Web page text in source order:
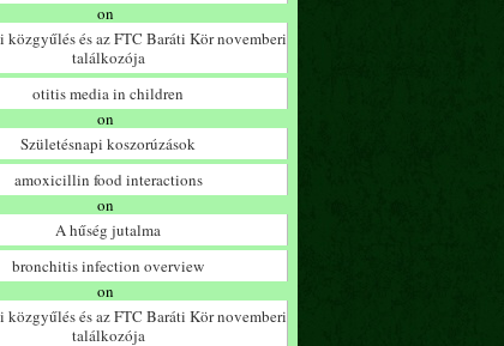
on
és az FTC Baráti Kör novemberi
találkozója
otitis media in children
on
Születésnapi koszorúzások
amoxicillin food interactions
on
A hűség jutalma
bronchitis infection overview
on
és az FTC Baráti Kör novemberi
találkozója